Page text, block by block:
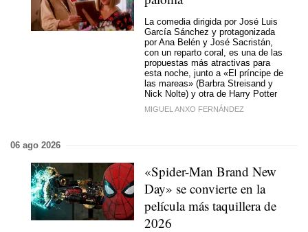
La comedia dirigida por José Luis
García Sánchez y protagonizada
por Ana Belén y José Sacristán,
con un reparto coral, es una de las
propuestas más atractivas para
esta noche, junto a «El príncipe de
las mareas» (Barbra Streisand y
Nick Nolte) y otra de Harry Potter
MIGUEL ANXO FERNÁNDEZ
06 ago 2026
«Spider-Man Brand New
Day» se convierte en la
película más taquillera de
2026